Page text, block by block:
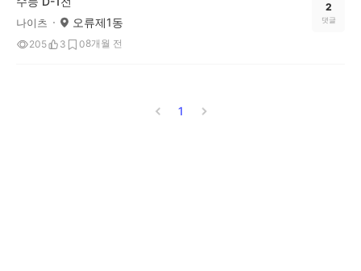
나이츠 오류제1동
205 3 08개월 전
2
댓글
1